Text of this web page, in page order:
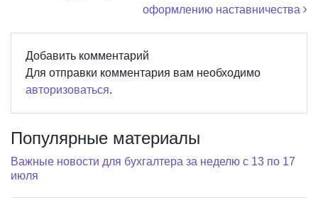
оформлению наставничества
Добавить комментарий
Для отправки комментария вам необходимо
авторизоваться.
Популярные материалы
Важные новости для бухгалтера за неделю с 13 по 17
июля